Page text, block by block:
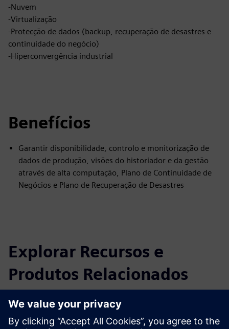
-Nuvem
-Virtualização
-Protecção de dados (backup, recuperação de desastres e
continuidade do negócio)
-Hiperconvergência industrial
Benefícios
Garantir disponibilidade, controlo e monitorização de
dados de produção, visões do historiador e da gestão
através de alta computação, Plano de Continuidade de
Negócios e Plano de Recuperação de Desastres
Explorar Recursos e
Produtos Relacionados
Informações e Recursos Adicionais